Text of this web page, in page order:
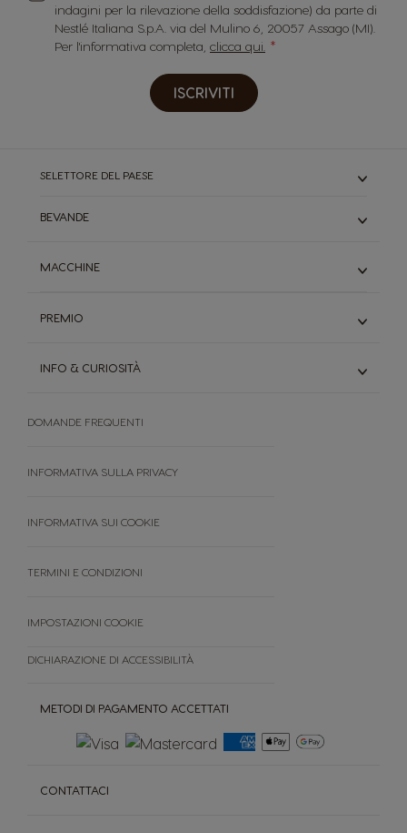
indagini per la rilevazione della soddisfazione) da parte di
Nestlé Italiana S.p.A. via del Mulino 6, 20057 Assago (MI).
Per l'informativa completa, clicca qui.
ISCRIVITI
SELETTORE DEL PAESE
BEVANDE
Cioccolata
Tè
MACCHINE
Genio S Plus
Mini Me
PREMIO
Inserisci i codici
INFO & CURIOSITÀ
Il mondo del caffè
Premio
METODI DI PAGAMENTO ACCETTATI
CONTATTACI
DOMANDE FREQUENTI
INFORMATIVA SULLA PRIVACY
INFORMATIVA SUI COOKIE
TERMINI E CONDIZIONI
IMPOSTAZIONI COOKIE
DICHIARAZIONE DI ACCESSIBILITÀ